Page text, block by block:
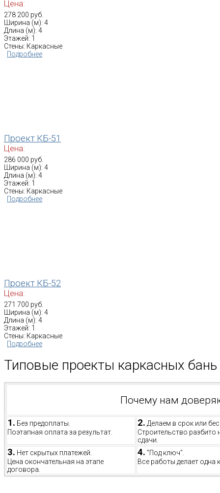
Цена:
278 200 руб.
Ширина (м): 4
Длина (м): 4
Этажей: 1
Стены: Каркасные
Подробнее
Проект КБ-51
Цена:
286 000 руб.
Ширина (м): 4
Длина (м): 4
Этажей: 1
Стены: Каркасные
Подробнее
Проект КБ-52
Цена:
271 700 руб.
Ширина (м): 4
Длина (м): 4
Этажей: 1
Стены: Каркасные
Подробнее
Типовые проекты каркасных
Почему нам
1. Без предоплаты.
Поэтапная оплата за результат.
2. Делаем в срок или
Строительство
сдачи.
3. Нет скрытых платежей.
Цена окончательная на этапе
договора.
4. "Под ключ".
Все работы делает одна